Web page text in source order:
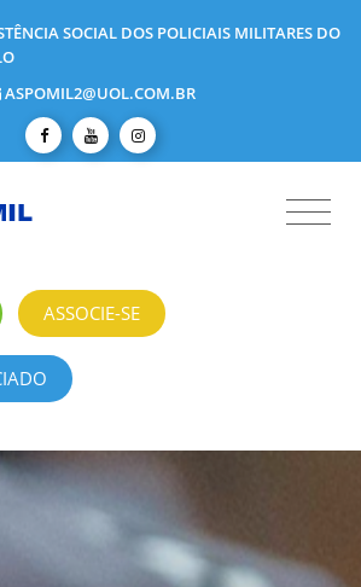
SOCIAL DOS POLICIAIS MILITARES DO
ASPOMIL2@UOL.COM.BR
ASSOCIE-SE